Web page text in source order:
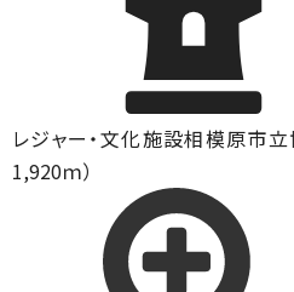
レジャー・文化施設相模原市立
1,920ｍ）